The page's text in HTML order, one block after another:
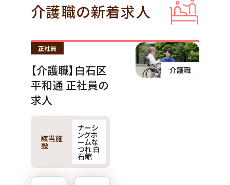
介護職の新着求人
正社員
【介護職】白石区
平和通 正社員の
求人
該当施
設
ナーシ
ングホ
ームな
つれ 白
石館
介護職